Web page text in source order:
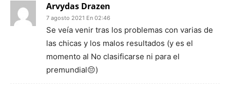
Arvydas Drazen
7 agosto 2021 En 02:46
Se veía venir tras los problemas con varias de
las chicas y los malos resultados (y es el
momento al No clasificarse ni para el
premundial😔)